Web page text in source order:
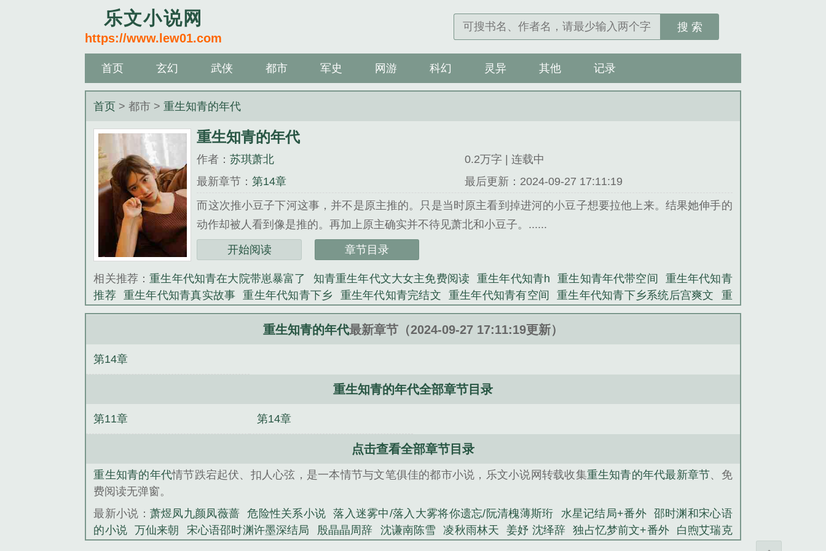
乐文小说网
https://www.lew01.com
搜 索
首页 玄幻 武侠 都市 军史 网游 科幻 灵异 其他 记录
首页 > 都市 >重生知青的年代
重生知青的年代
作者：苏琪萧北
0.2万字 | 连载中
最新章节：第14章
最后更新：2024-09-27 17:11:19
而这次推小豆子下河这事，并不是原主推的。只是当时原主看到掉进河的小豆子想要拉他上来。结果她伸手的
动作却被人看到像是推的。再加上原主确实并不待见萧北和小豆子。......
《重生知青的年代》是苏琪萧北精心创作的都市类小说。
开始阅读 章节目录
相关推荐：重生年代知青在大院带崽暴富了 知青重生年代文大女主免费阅读 重生年代知青h 重生知青年代带空间
重生年代知青
推荐
重生年代知青真实故事 重生年代知青下乡 重生年代知青完结文 重生年代知青有空间 重生年代知青下乡系统后宫爽文
重
生知青岁月免费阅读 重生年代知青宠文 重生知青下乡带空间免费阅读 重生知青的年代文 重生知青的年代 重生年代知情在大院
重生年代文知青养娃 江跃林想月 萧煜凤九颜凤薇蔷前文+番外 危险性关系小说
白煦艾瑞克斯
重生知青的年代最新章节（2024-09-27 17:11:19更新）
第14章
重生知青的年代全部章节目录
第11章 第14章
点击查看全部章节目录
重生知青的年代情节跌宕起伏、扣人心弦，是一本情节与文笔俱佳的都市小说，乐文小说网转载收集重生知青的年代最新章节、免
费阅读无弹窗。
最新小说： 萧煜凤九颜凤薇蔷 危险性关系小说 落入迷雾中/落入大雾将你遗忘/阮清槐薄斯珩 水星记结局+番外
邵时渊和宋心语
的小说
万仙来朝 宋心语邵时渊许墨深结局 殷晶晶周辞 沈谦南陈雪 凌秋雨林天 姜妤 沈绎辞 独占忆梦前文+番外
白煦艾瑞克